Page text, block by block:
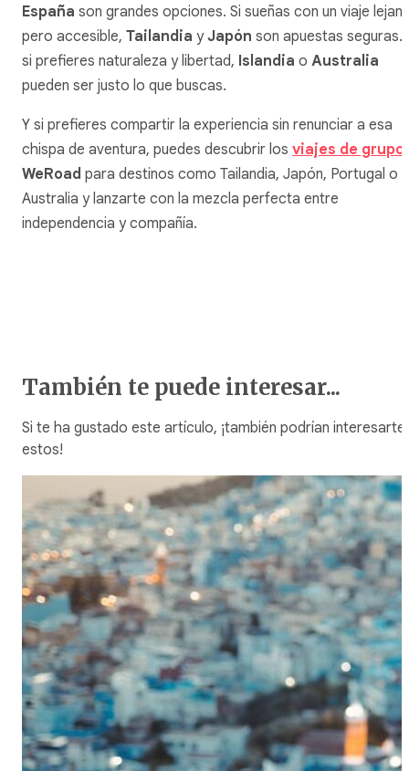
España son grandes opciones. Si sueñas con un viaje
pero accesible, Tailandia yJapón son apuestas seguras.
si prefieres naturaleza y libertad, Islandia o Australia
pueden ser justo lo que buscas.
Y si prefieres compartir la experiencia sin renunciar a esa
chispa de aventura, puedes descubrir los viajes de grupo
WeRoad para destinos como Tailandia, Japón, Portugal o
Australia y lanzarte con la mezcla perfecta entre
independencia y compañía.
También te puede interesar...
Si te ha gustado este artículo, ¡también podrían interesarte
estos!